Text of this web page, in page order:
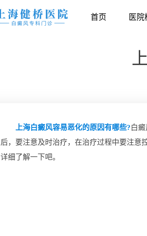
首页 医院
上海白癜风容易恶化的原因有哪些?白
后，要注意及时治疗，在治疗过程中要注意
详细了解一下吧。